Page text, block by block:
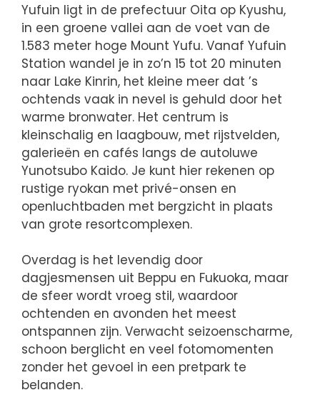
Yufuin ligt in de prefectuur Oita op Kyushu,
in een groene vallei aan de voet van de
1.583 meter hoge Mount Yufu. Vanaf Yufuin
Station wandel je in zo’n 15 tot 20 minuten
naar Lake Kinrin, het kleine meer dat ’s
ochtends vaak in nevel is gehuld door het
warme bronwater. Het centrum is
kleinschalig en laagbouw, met rijstvelden,
galerieën en cafés langs de autoluwe
Yunotsubo Kaido. Je kunt hier rekenen op
rustige ryokan met privé-onsen en
openluchtbaden met bergzicht in plaats
van grote resortcomplexen.
Overdag is het levendig door
dagjesmensen uit Beppu en Fukuoka, maar
de sfeer wordt vroeg stil, waardoor
ochtenden en avonden het meest
ontspannen zijn. Verwacht seizoenscharme,
schoon berglicht en veel fotomomenten
zonder het gevoel in een pretpark te
belanden.